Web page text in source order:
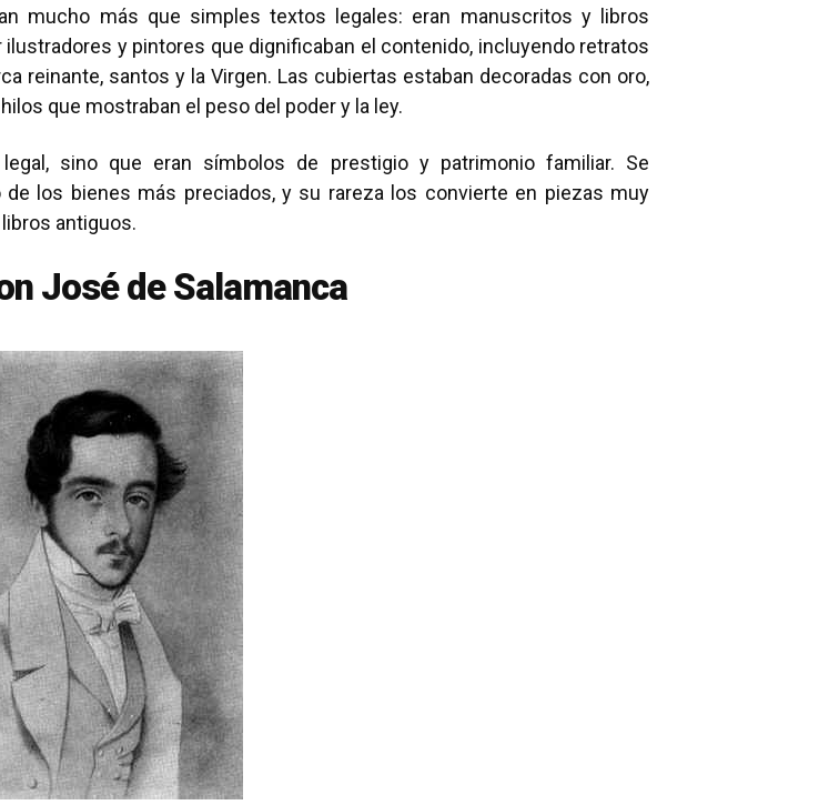
mucho más que simples textos legales: eran manuscritos y libros
y pintores que dignificaban el contenido, incluyendo retratos
reinante, santos y la Virgen. Las cubiertas estaban decoradas con oro,
que mostraban el peso del poder y la ley.
sino que eran símbolos de prestigio y patrimonio familiar. Se
los bienes más preciados, y su rareza los convierte en piezas muy
antiguos.
José de Salamanca